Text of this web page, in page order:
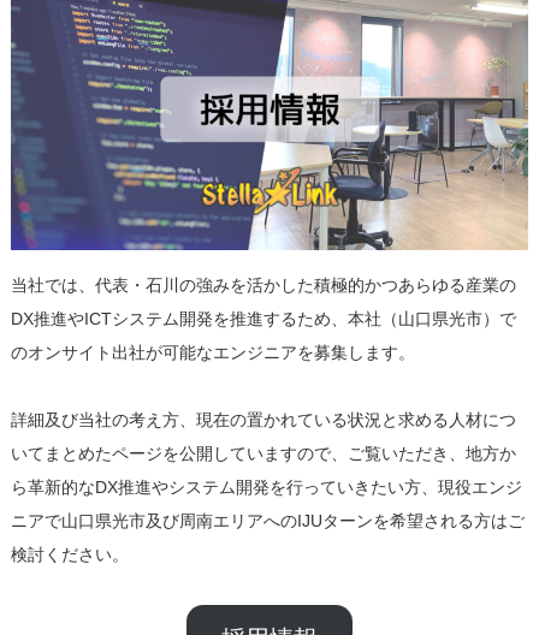
当社では、代表・石川の強みを活かした積極的かつあらゆる産業の
DX推進やICTシステム開発を推進するため、本社（山口県光市）で
のオンサイト出社が可能なエンジニアを募集します。
詳細及び当社の考え方、現在の置かれている状況と求める人材につ
いてまとめたページを公開していますので、ご覧いただき、地方か
ら革新的なDX推進やシステム開発を行っていきたい方、現役エンジ
ニアで山口県光市及び周南エリアへのIJUターンを希望される方はご
検討ください。